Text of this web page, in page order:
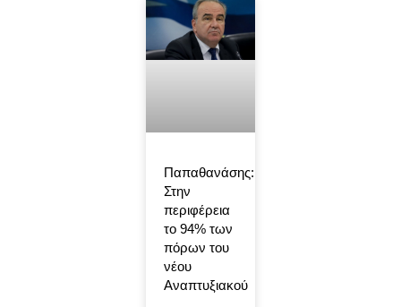
Παπαθανάσης:
Στην
περιφέρεια
το 94% των
πόρων του
νέου
Αναπτυξιακού